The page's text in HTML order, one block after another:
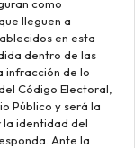
como
lleguen a
en esta
dentro de las
infracción de lo
Código Electoral,
Público y será la
identidad del
Ante la